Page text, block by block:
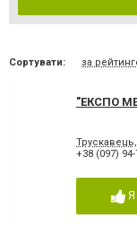
Сортувати: за
"ЕКСПО
+38 (097) 94-
Я